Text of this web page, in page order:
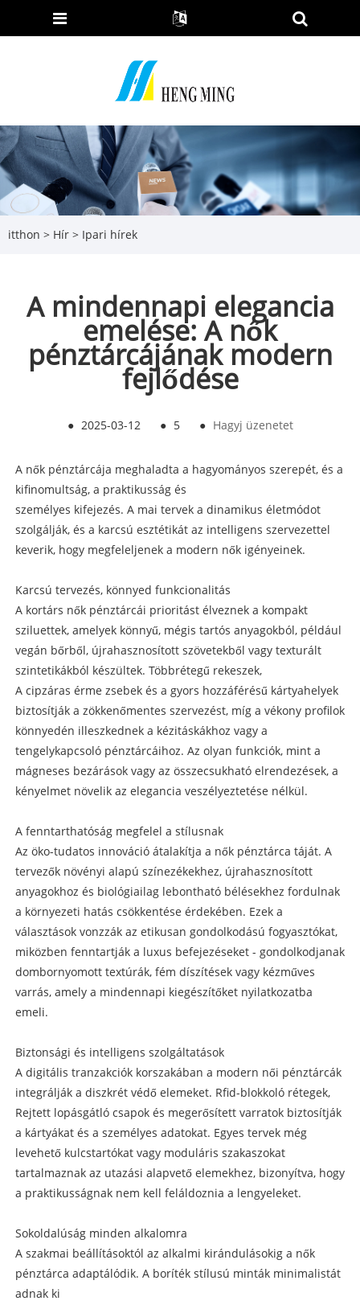
itthon > Hír > Ipari hírek
A mindennapi elegancia
emelése: A nők
pénztárcájának modern
fejlődése
● 2025-03-12 ● 5 ● Hagyj üzenetet
A nők pénztárcája meghaladta a hagyományos szerepét, és a
kifinomultság, a praktikusság és
személyes kifejezés. A mai tervek a dinamikus életmódot
szolgálják, és a karcsú esztétikát az intelligens szervezettel
keverik, hogy megfeleljenek a modern nők igényeinek.
Karcsú tervezés, könnyed funkcionalitás
A kortárs nők pénztárcái prioritást élveznek a kompakt
sziluettek, amelyek könnyű, mégis tartós anyagokból, például
vegán bőrből, újrahasznosított szövetekből vagy texturált
szintetikákból készültek. Többrétegű rekeszek,
A cipzáras érme zsebek és a gyors hozzáférésű kártyahelyek
biztosítják a zökkenőmentes szervezést, míg a vékony profilok
könnyedén illeszkednek a kézitáskákhoz vagy a
tengelykapcsoló pénztárcáihoz. Az olyan funkciók, mint a
mágneses bezárások vagy az összecsukható elrendezések, a
kényelmet növelik az elegancia veszélyeztetése nélkül.
A fenntarthatóság megfelel a stílusnak
Az öko-tudatos innováció átalakítja a nők pénztárca táját. A
tervezők növényi alapú színezékekhez, újrahasznosított
anyagokhoz és biológiailag lebontható bélésekhez fordulnak
a környezeti hatás csökkentése érdekében. Ezek a
választások vonzzák az etikusan gondolkodású fogyasztókat,
miközben fenntartják a luxus befejezéseket - gondolkodjanak
dombornyomott textúrák, fém díszítések vagy kézműves
varrás, amely a mindennapi kiegészítőket nyilatkozatba
emeli.
Biztonsági és intelligens szolgáltatások
A digitális tranzakciók korszakában a modern női pénztárcák
integrálják a diszkrét védő elemeket. Rfid-blokkoló rétegek,
Rejtett lopásgátló csapok és megerősített varratok biztosítják
a kártyákat és a személyes adatokat. Egyes tervek még
levehető kulcstartókat vagy moduláris szakaszokat
tartalmaznak az utazási alapvető elemekhez, bizonyítva, hogy
a praktikusságnak nem kell feláldoznia a lengyeleket.
Sokoldalúság minden alkalomra
A szakmai beállításoktól az alkalmi kirándulásokig a nők
pénztárca adaptálódik. A boríték stílusú minták minimalistát
adnak ki